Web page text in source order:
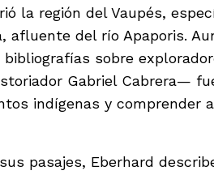
la región del Vaupés,
afluente del río Apaporis.
bibliografías sobre
Gabriel Cabrera—
indígenas y comprender
pasajes, Eberhard